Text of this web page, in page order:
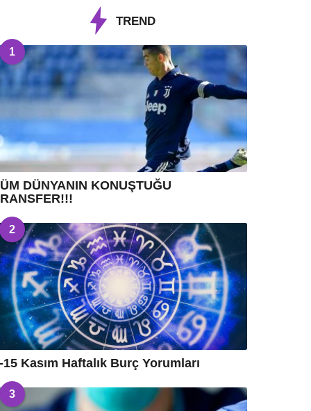
TREND
1
DÜNYANIN KONUŞTUĞU
2
15 Kasım Haftalık Burç Yorumları
3